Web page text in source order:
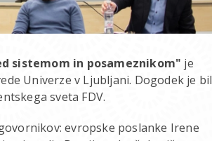
sistemom in posameznikom" je
Univerze v Ljubljani. Dogodek je bil
sveta FDV.
evropske poslanke Irene